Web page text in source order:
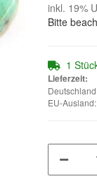
inkl. 19%
Bitte
1
Lieferzeit:
EU-